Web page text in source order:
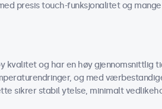
presis touch-funksjonalitet og
kvalitet og har en høy gjennomsnittlig
og med
sikrer stabil ytelse, minimalt